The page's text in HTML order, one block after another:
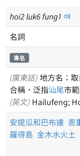
hoi2luk6fung1
名詞
專名
(廣東話) 地方名；
合稱，泛指汕尾市
(英文) Hailufeng;
安提瓜和巴布達 恩
羅得島 金木水火土